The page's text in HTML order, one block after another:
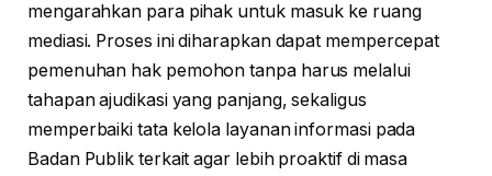
mengarahkan para pihak untuk masuk ke ruang
mediasi. Proses ini diharapkan dapat mempercepat
pemenuhan hak pemohon tanpa harus melalui
tahapan ajudikasi yang panjang, sekaligus
memperbaiki tata kelola layanan informasi pada
Badan Publik terkait agar lebih proaktif di masa